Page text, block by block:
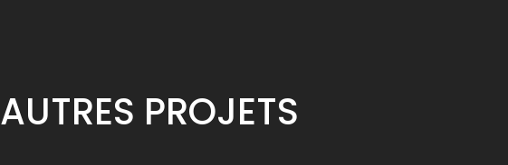
AUTRES PROJETS